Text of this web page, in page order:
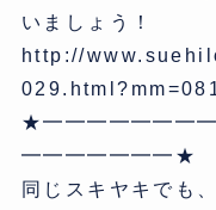
いましょう！
http://
━━━━━━━★
同じスキヤキでも